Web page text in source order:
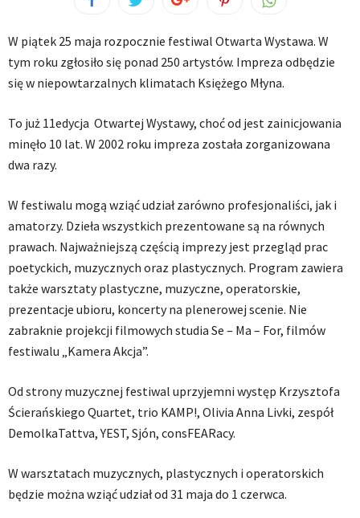
W piątek 25 maja rozpocznie festiwal Otwarta Wystawa. W
tym roku zgłosiło się ponad 250 artystów. Impreza odbędzie
się w niepowtarzalnych klimatach Księżego Młyna.
To już 11edycja Otwartej Wystawy, choć od jest zainicjowania
minęło 10 lat. W 2002 roku impreza została zorganizowana
dwa razy.
W festiwalu mogą wziąć udział zarówno profesjonaliści, jak i
amatorzy. Dzieła wszystkich prezentowane są na równych
prawach. Najważniejszą częścią imprezy jest przegląd prac
poetyckich, muzycznych oraz plastycznych. Program zawiera
także warsztaty plastyczne, muzyczne, operatorskie,
prezentacje ubioru, koncerty na plenerowej scenie. Nie
zabraknie projekcji filmowych studia Se – Ma – For, filmów
festiwalu „Kamera Akcja”.
Od strony muzycznej festiwal uprzyjemni występ Krzysztofa
Ścierańskiego Quartet, trio KAMP!, Olivia Anna Livki, zespół
DemolkaTattva, YEST, Sjón, consFEARacy.
W warsztatach muzycznych, plastycznych i operatorskich
będzie można wziąć udział od 31 maja do 1 czerwca.